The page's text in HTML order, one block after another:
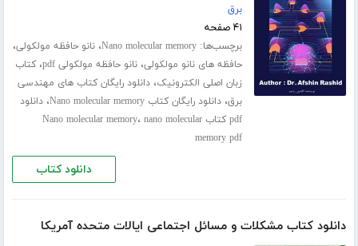
برق
۴۱ صفحه
برچسب‌ها:Nano molecular memory،نانو حافظه مولکولی،
حافظه های نانو مولکولی،نانو حافظه مولکولی pdf ،کتاب
زبان اصلی الکترونیک،دانلود رایگان کتاب های مهندسی
برق،دانلود رایگان کتاب Nano molecular memory ،دانلود
pdf کتاب Nano molecular memory
، nano molecular
memory pdf
دانلود کتاب
دانلود کتاب مشکلات و مسائل اجتماعی ایالات متحده آمریکا